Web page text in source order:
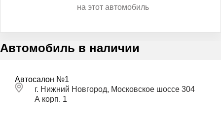
на этот автомобиль
Автомобиль в наличии
Автосалон №1
г. Нижний Новгород, Московское шоссе 304
А корп. 1